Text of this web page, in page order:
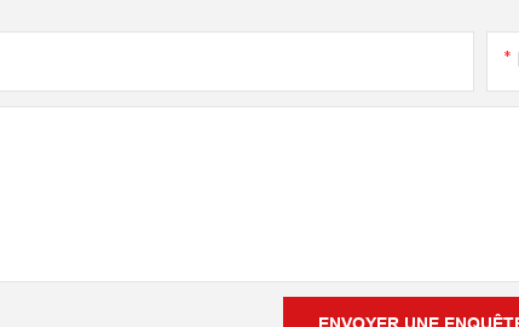
ENVOYER UNE